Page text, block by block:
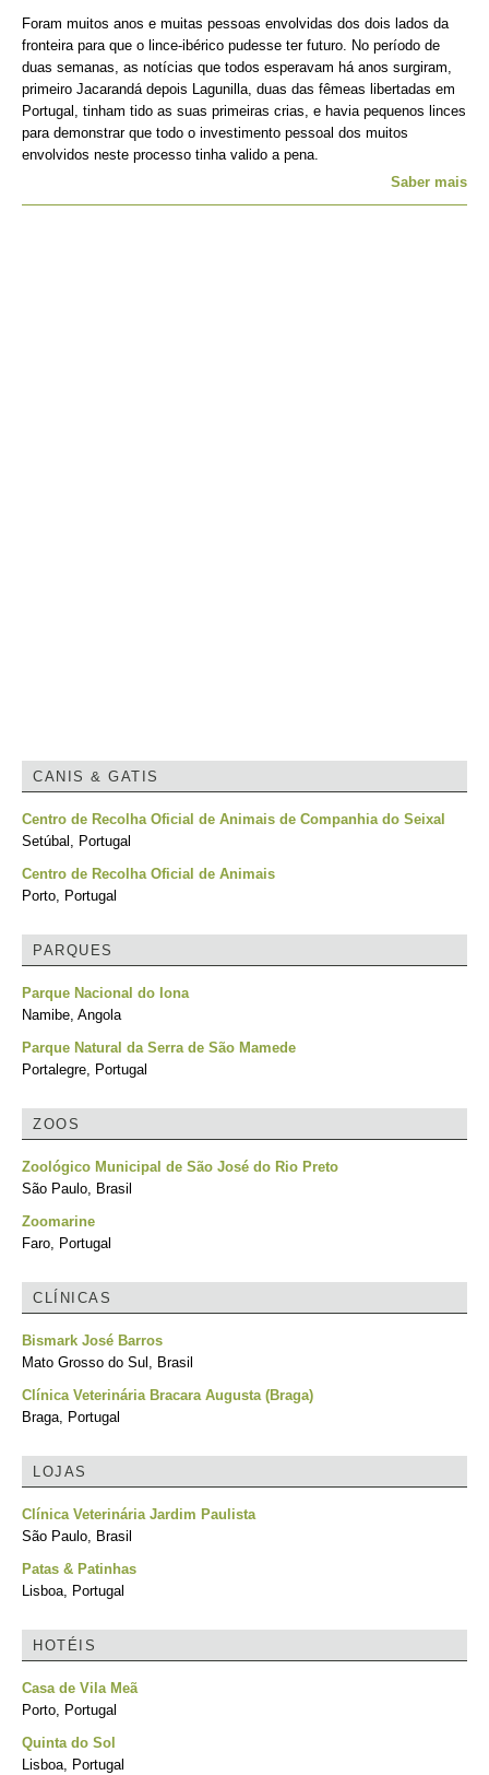
Foram muitos anos e muitas pessoas envolvidas dos dois lados da
fronteira para que o lince-ibérico pudesse ter futuro. No período de
duas semanas, as notícias que todos esperavam há anos surgiram,
primeiro Jacarandá depois Lagunilla, duas das fêmeas libertadas em
Portugal, tinham tido as suas primeiras crias, e havia pequenos linces
para demonstrar que todo o investimento pessoal dos muitos
envolvidos neste processo tinha valido a pena.
Saber mais
CANIS & GATIS
Centro de Recolha Oficial de Animais de Companhia do Seixal
Setúbal, Portugal
Centro de Recolha Oficial de Animais
Porto, Portugal
PARQUES
Parque Nacional do Iona
Namibe, Angola
Parque Natural da Serra de São Mamede
Portalegre, Portugal
ZOOS
Zoológico Municipal de São José do Rio Preto
São Paulo, Brasil
Zoomarine
Faro, Portugal
CLÍNICAS
Bismark José Barros
Mato Grosso do Sul, Brasil
Clínica Veterinária Bracara Augusta (Braga)
Braga, Portugal
LOJAS
Clínica Veterinária Jardim Paulista
São Paulo, Brasil
Patas & Patinhas
Lisboa, Portugal
HOTÉIS
Casa de Vila Meã
Porto, Portugal
Quinta do Sol
Lisboa, Portugal